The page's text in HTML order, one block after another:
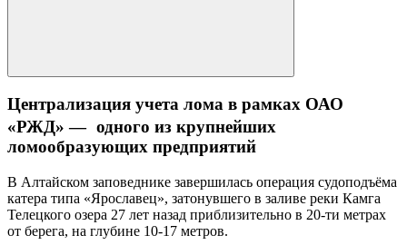
Централизация учета лома в рамках ОАО
«РЖД» — одного из крупнейших
ломообразующих предприятий
В Алтайском заповеднике завершилась операция судоподъёма
катера типа «Ярославец», затонувшего в заливе реки Камга
Телецкого озера 27 лет назад приблизительно в 20-ти метрах
от берега, на глубине 10-17 метров.